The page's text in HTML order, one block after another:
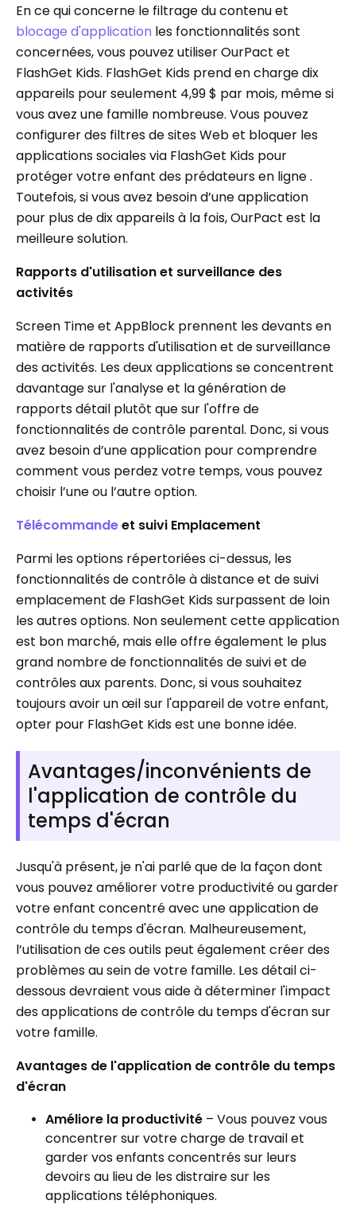
En ce qui concerne le filtrage du contenu et
blocage d'application les fonctionnalités sont
concernées, vous pouvez utiliser OurPact et
FlashGet Kids. FlashGet Kids prend en charge dix
appareils pour seulement 4,99 $ par mois, même si
vous avez une famille nombreuse. Vous pouvez
configurer des filtres de sites Web et bloquer les
applications sociales via FlashGet Kids pour
protéger votre enfant des prédateurs en ligne .
Toutefois, si vous avez besoin d’une application
pour plus de dix appareils à la fois, OurPact est la
meilleure solution.
Rapports d'utilisation et surveillance des
activités
Screen Time et AppBlock prennent les devants en
matière de rapports d'utilisation et de surveillance
des activités. Les deux applications se concentrent
davantage sur l'analyse et la génération de
rapports détail plutôt que sur l'offre de
fonctionnalités de contrôle parental. Donc, si vous
avez besoin d’une application pour comprendre
comment vous perdez votre temps, vous pouvez
choisir l’une ou l’autre option.
Télécommandeet suivi Emplacement
Parmi les options répertoriées ci-dessus, les
fonctionnalités de contrôle à distance et de suivi
emplacement de FlashGet Kids surpassent de loin
les autres options. Non seulement cette application
est bon marché, mais elle offre également le plus
grand nombre de fonctionnalités de suivi et de
contrôles aux parents. Donc, si vous souhaitez
toujours avoir un œil sur l'appareil de votre enfant,
opter pour FlashGet Kids est une bonne idée.
Avantages/inconvénients de
l'application de contrôle du
temps d'écran
Jusqu'à présent, je n'ai parlé que de la façon dont
vous pouvez améliorer votre productivité ou garder
votre enfant concentré avec une application de
contrôle du temps d'écran. Malheureusement,
l’utilisation de ces outils peut également créer des
problèmes au sein de votre famille. Les détail ci-
dessous devraient vous aide à déterminer l'impact
des applications de contrôle du temps d'écran sur
votre famille.
Avantages de l'application de contrôle du temps
d'écran
Améliore la productivité – Vous pouvez vous
concentrer sur votre charge de travail et
garder vos enfants concentrés sur leurs
devoirs au lieu de les distraire sur les
applications téléphoniques.